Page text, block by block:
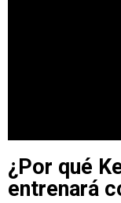
¿Por qué
entrenará